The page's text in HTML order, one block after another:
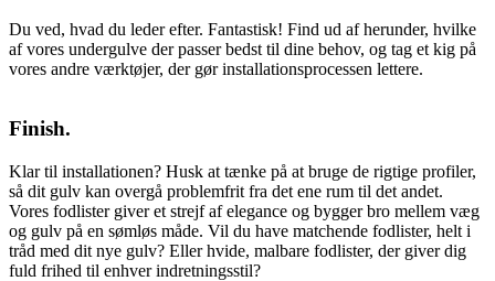
Du ved, hvad du leder efter. Fantastisk! Find ud af herunder, hvilke
af vores undergulve der passer bedst til dine behov, og tag et kig på
vores andre værktøjer, der gør installationsprocessen lettere.
Finish.
Klar til installationen? Husk at tænke på at bruge de rigtige profiler,
så dit gulv kan overgå problemfrit fra det ene rum til det andet.
Vores fodlister giver et strejf af elegance og bygger bro mellem væg
og gulv på en sømløs måde. Vil du have matchende fodlister, helt i
tråd med dit nye gulv? Eller hvide, malbare fodlister, der giver dig
fuld frihed til enhver indretningsstil?